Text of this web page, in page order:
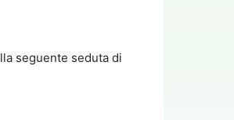
seguente seduta di